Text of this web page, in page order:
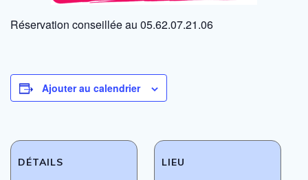
Réservation conseillée au 05.62.07.21.06
Ajouter au calendrier
DÉTAILS LIEU